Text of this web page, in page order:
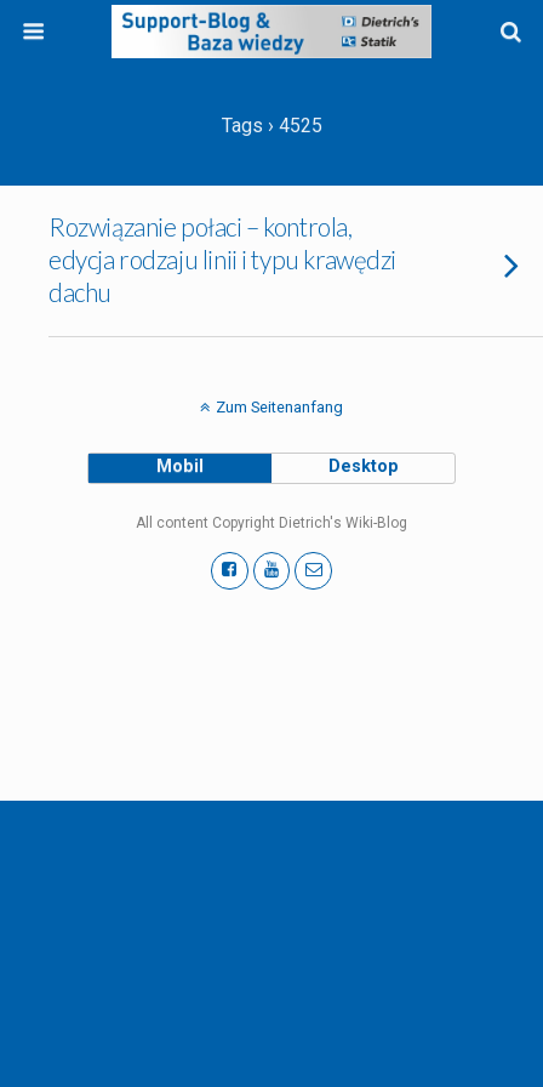
Tags › 4525
Rozwiązanie połaci – kontrola,
edycja rodzaju linii i typu krawędzi
dachu
Zum Seitenanfang
Mobil Desktop
All content Copyright Dietrich's Wiki-Blog